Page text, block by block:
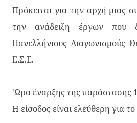
Πρόκειται για την αρχή μιας
την ανάδειξη έργων που
Πανελλήνιους Διαγωνισμούς
Ε.Σ.Ε.
'Ωρα έναρξης της παράστασης
Η είσοδος είναι ελεύθερη για